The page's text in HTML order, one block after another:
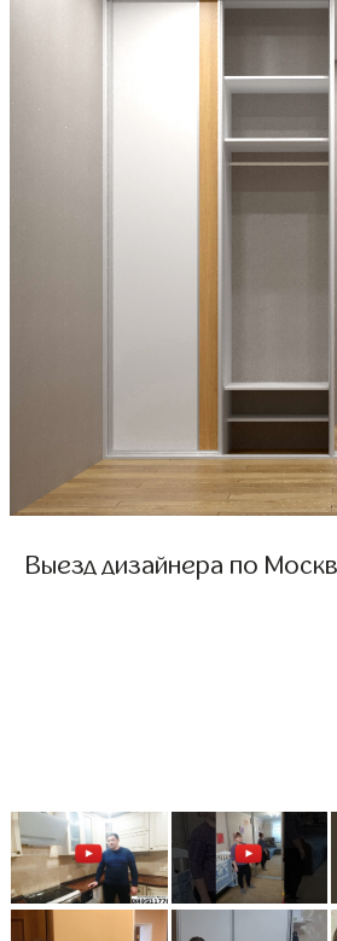
Выезд дизайнера по